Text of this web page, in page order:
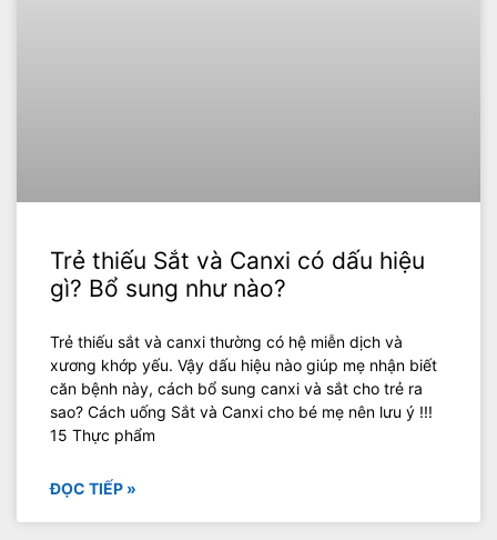
Trẻ thiếu Sắt và Canxi có dấu hiệu
gì? Bổ sung như nào?
Trẻ thiếu sắt và canxi thường có hệ miễn dịch và
xương khớp yếu. Vậy dấu hiệu nào giúp mẹ nhận biết
căn bệnh này, cách bổ sung canxi và sắt cho trẻ ra
sao? Cách uống Sắt và Canxi cho bé mẹ nên lưu ý !!!
15 Thực phẩm
ĐỌC TIẾP »